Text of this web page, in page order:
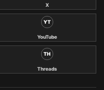
X
YT
YouTube
TH
Threads